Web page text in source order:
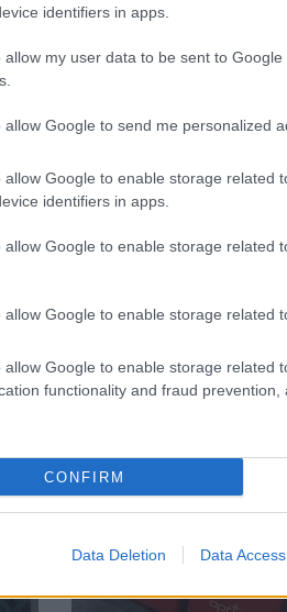
identifiers in apps.
allow my user data to be sent to
allow Google to send me personalized
allow Google to enable storage related
identifiers in apps.
allow Google to enable storage related
allow Google to enable storage related
allow Google to enable storage related
functionality and fraud prevention,
CONFIRM
Data Deletion Data Access
05·06·2026 15:44
εξαφάνιση της